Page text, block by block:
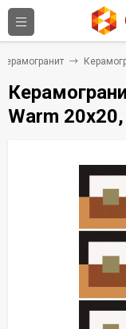
Керамогранит
Warm